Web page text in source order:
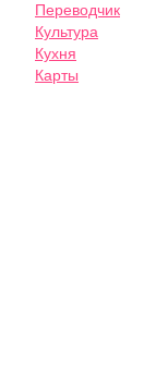
Переводчик
Культура
Кухня
Карты